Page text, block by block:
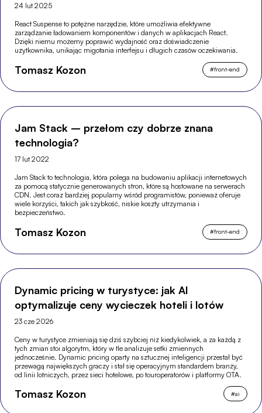
24 lut 2025
React Suspense to potężne narzędzie, które umożliwia efektywne
zarządzanie ładowaniem komponentów i danych w aplikacjach React.
Dzięki niemu możemy poprawić wydajność oraz doświadczenie
użytkownika, unikając migotania interfejsu i długich czasów oczekiwania.
Tomasz Kozon #front-end
Jam Stack – przełom czy dobrze znana
technologia?
17 lut 2022
Jam Stack to technologia, która polega na budowaniu aplikacji internetowych
za pomocą statycznie generowanych stron, które są hostowane na serwerach
CDN. Jest coraz bardziej popularny wśród programistów, ponieważ oferuje
wiele korzyści, takich jak szybkość, niskie koszty utrzymania i
bezpieczeństwo.
Tomasz Kozon #front-end
Dynamic pricing w turystyce: jak AI
optymalizuje ceny wycieczek hoteli i lotów
23 cze 2026
Ceny w turystyce zmieniają się dziś szybciej niż kiedykolwiek, a za każdą z
tych zmian stoi algorytm, który w tle analizuje setki zmiennych
jednocześnie. Dynamic pricing oparty na sztucznej inteligencji przestał być
przewagą największych graczy i stał się operacyjnym standardem branży,
od linii lotniczych, przez sieci hotelowe, po touroperatorów i platformy OTA.
Tomasz Kozon #ai